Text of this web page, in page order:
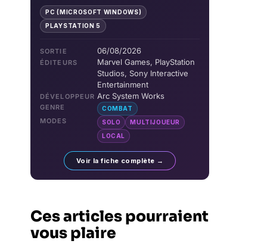
PC (MICROSOFT WINDOWS)
PLAYSTATION 5
SORTIE 06/08/2026
ÉDITEURS
Marvel Games, PlayStation
Studios, Sony Interactive
Entertainment
DÉVELOPPEUR Arc System Works
GENRE COMBAT
MODES SOLO
MULTIJOUEUR
LOCAL
Voir la fiche complète →
Ces articles pourraient
vous plaire